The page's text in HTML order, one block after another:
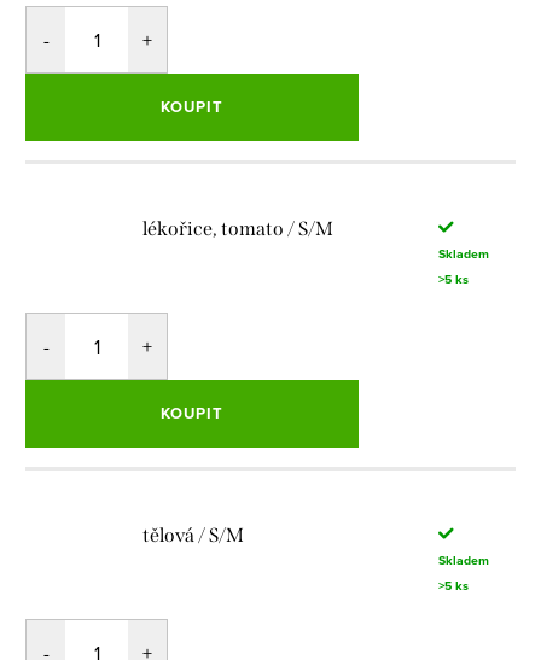
KOUPIT
lékořice, tomato / S/M
Skladem
>5 ks
KOUPIT
tělová / S/M
Skladem
>5 ks